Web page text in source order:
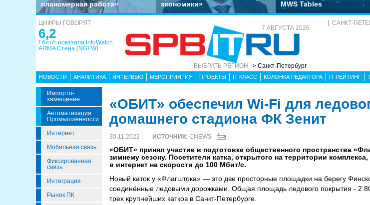
планомерная работа»
экономики»
MWS Tables
ЦИФРЫ ГОВОРЯТ
6,2
Гбит/с показала InfoWatch
ARMA Стена (NGFW)
7 АВГУСТА 2026
ВЫБРАТЬ РЕГИОН > Санкт-Петербург
САНКТ-
НОВОСТИ АНАЛИТИКА ИНТЕРВЬЮ МЕРОПРИЯТИЯ ПРОЕКТЫ IT КЛАСС КОЛОНКА РЕДАКТОРА IT РЕЙТИНГ
Импорто­
Замещение
Автоматизация
Промышленности
Интернет
Мобильная связь
Фиксированная
связь
Интеграция
Рынок ПК
«ОБИТ» обеспечил Wi-Fi для
домашнего стадиона ФК Зенит
30.11.2022 | ИСТОЧНИК: CNEWS
«ОБИТ» принял участие в подготовке общественного пространства
зимнему сезону. Посетители катка, открытого на территории
в интернет на скорости до 100 Мбит/с.
Новый каток у «Флагштока» — это две просторные площадки на берегу
соединённые ледовыми дорожками. Общая площадь ледового покрытия - 2
трех крупнейших катков в Санкт-Петербурге.